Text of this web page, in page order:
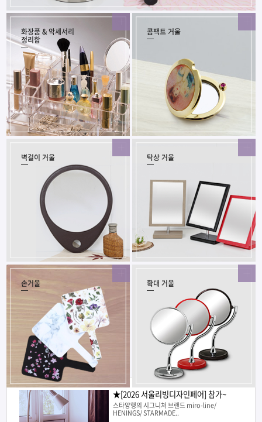
화장품 & 악세서리
정리함
콤팩트 거울
벽걸이 거울 탁상 거울
손거울 확대 거울
★[2026 서울리빙디자인페어] 참가~
스타양행의 시그니처 브랜드 miro-line/
HENINGS/ STARMADE..